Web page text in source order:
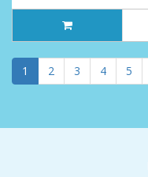
1 2 3 4 5